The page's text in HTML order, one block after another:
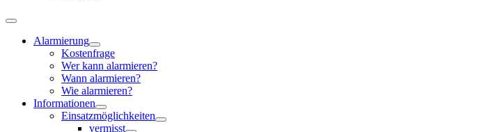
Alarmierung
Kostenfrage
Wer kann alarmieren?
Wann alarmieren?
Wie alarmieren?
Informationen
Einsatzmöglichkeiten
vermisst